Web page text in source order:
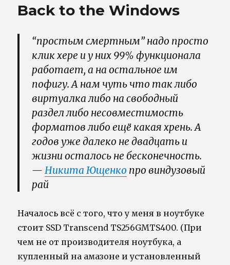
и
Back to the Windows
“простым смертным” надо просто
клик хере и у них 99% функционала
работает, а на остальное им
пофигу. А нам чуть что так либо
виртуалка либо на свободный
раздел либо несовместимость
форматов либо ещё какая хрень. А
годов уже далеко не двадцать и
жизни осталось не бесконечность.
—Никита Ющенко про виндузовый
рай
Началось всё с того, что у меня в ноутбуке
стоит SSD Transcend TS256GMTS400. (При
чем не от производителя ноутбука, а
купленный на амазоне и установленный